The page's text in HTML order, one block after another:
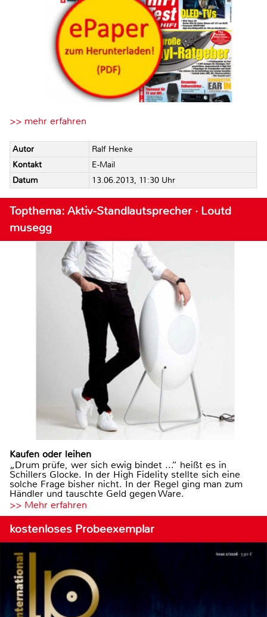
>> mehr erfahren
Autor
Ralf Henke
Kontakt
E-Mail
Datum
13.06.2013, 11:30 Uhr
Topthema: Aktiv-Standlautsprecher · Loutd
musegg
Kaufen oder leihen
„Drum prüfe, wer sich ewig bindet ...“ heißt es in
Schillers Glocke. In der High Fidelity stellte sich eine
solche Frage bisher nicht. In der Regel ging man zum
Händler und tauschte Geld gegen Ware.
>> Mehr erfahren
kostenloses Probeexemplar